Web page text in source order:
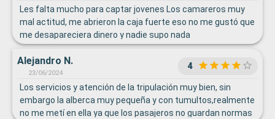
Les falta mucho para captar jovenes Los camareros muy
mal actitud, me abrieron la caja fuerte eso no me gustó que
me desapareciera dinero y nadie supo nada
Alejandro N.
23/06/2024
4
Los servicios y atención de la tripulación muy bien, sin
embargo la alberca muy pequeña y con tumultos,realmente
no me metí en ella ya que los pasajeros no guardan normas